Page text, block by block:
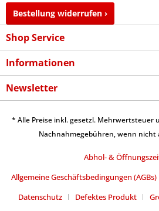
Bestellung widerrufen ›
Shop Service
Informationen
Newsletter
* Alle Preise inkl. gesetzl. Mehrwertsteuer
Nachnahmegebühren, wenn nicht
Abhol- &
Allgemeine Geschäftsbedingungen (AGBs)
Datenschutz
Defektes Produkt